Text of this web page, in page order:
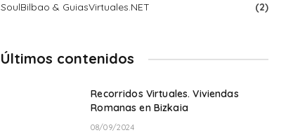
SoulBilbao & GuiasVirtuales.NET
(2)
Últimos contenidos
Recorridos Virtuales. Viviendas
Romanas en Bizkaia
08/09/2024